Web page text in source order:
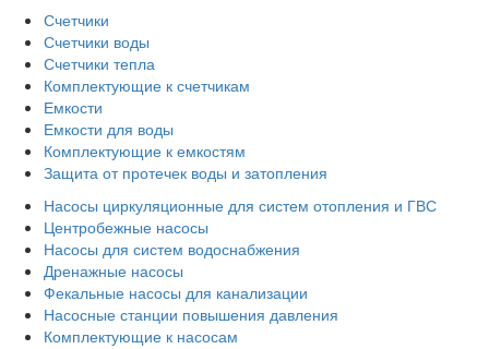
Счетчики
Счетчики воды
Счетчики тепла
Комплектующие к счетчикам
Емкости
Емкости для воды
Комплектующие к емкостям
Защита от протечек воды и затопления
Насосы циркуляционные для систем отопления и ГВС
Центробежные насосы
Насосы для систем водоснабжения
Дренажные насосы
Фекальные насосы для канализации
Насосные станции повышения давления
Комплектующие к насосам